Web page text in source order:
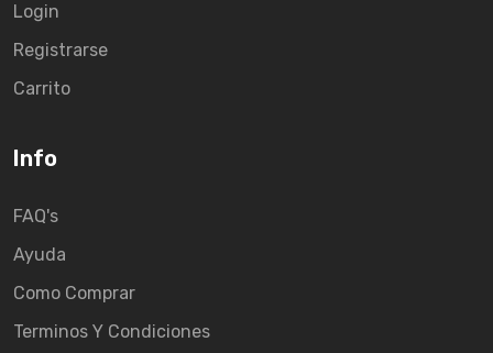
Login
Registrarse
Carrito
Info
FAQ's
Ayuda
Como Comprar
Terminos Y Condiciones